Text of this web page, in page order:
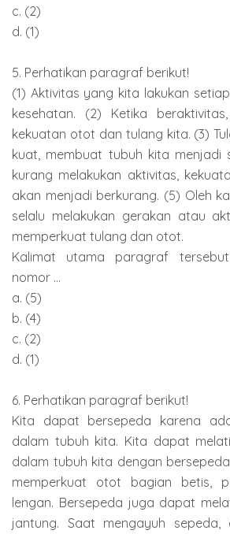
c. (2)
d. (1)
5. Perhatikan paragraf berikut!
(1) Aktivitas yang kita lakukan
kesehatan. (2) Ketika
kekuatan otot dan tulang kita. (3)
kuat, membuat tubuh kita menjadi
kurang melakukan aktivitas,
akan menjadi berkurang. (5) Oleh
selalu melakukan gerakan atau
memperkuat tulang dan otot.
Kalimat utama paragraf
nomor ...
a. (5)
b. (4)
c. (2)
d. (1)
6. Perhatikan paragraf berikut!
Kita dapat bersepeda karena
dalam tubuh kita. Kita dapat
dalam tubuh kita dengan
memperkuat otot bagian betis,
lengan. Bersepeda juga dapat
jantung. Saat mengayuh